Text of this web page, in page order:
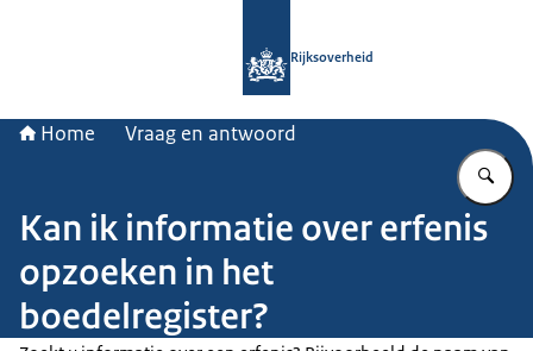
Rijksoverheid
Home Vraag en antwoord
Kan ik informatie over erfenis
opzoeken in het
boedelregister?